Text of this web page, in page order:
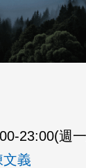
23:00(週
文義